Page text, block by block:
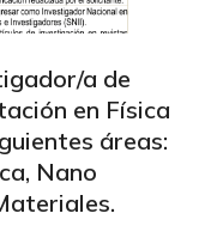
a de
en Física
áreas:
Nano